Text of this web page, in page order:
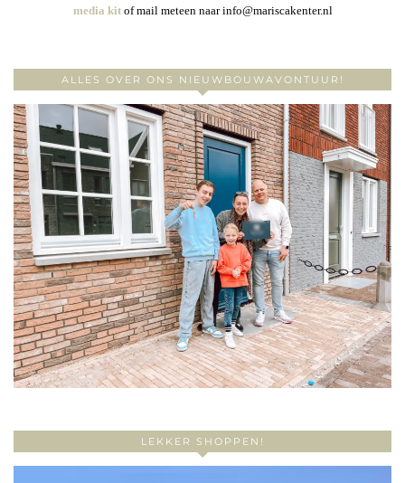
media kitof mail meteen naar info@mariscakenter.nl
ALLES OVER ONS NIEUWBOUWAVONTUUR!
LEKKER SHOPPEN!